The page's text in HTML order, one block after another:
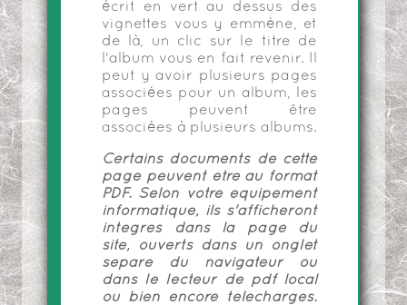
écrit en vert au dessus des
vignettes vous y emmène, et
de là, un clic sur le titre de
l'album vous en fait revenir. Il
peut y avoir plusieurs pages
associées pour un album, les
pages peuvent être
associées à plusieurs albums.
Certains documents de cette
page peuvent être au format
PDF. Selon votre équipement
informatique, ils s'afficheront
intégrés dans la page du
site, ouverts dans un onglet
séparé du navigateur ou
dans le lecteur de pdf local
ou bien encore téléchargés.